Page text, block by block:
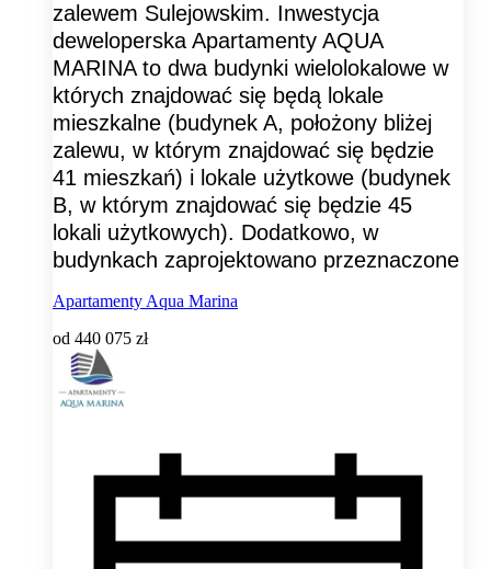
zalewem Sulejowskim. Inwestycja
deweloperska Apartamenty AQUA
MARINA to dwa budynki wielolokalowe w
których znajdować się będą lokale
mieszkalne (budynek A, położony bliżej
zalewu, w którym znajdować się będzie
41 mieszkań) i lokale użytkowe (budynek
B, w którym znajdować się będzie 45
lokali użytkowych). Dodatkowo, w
budynkach zaprojektowano przeznaczone
Apartamenty Aqua Marina
od 440 075 zł